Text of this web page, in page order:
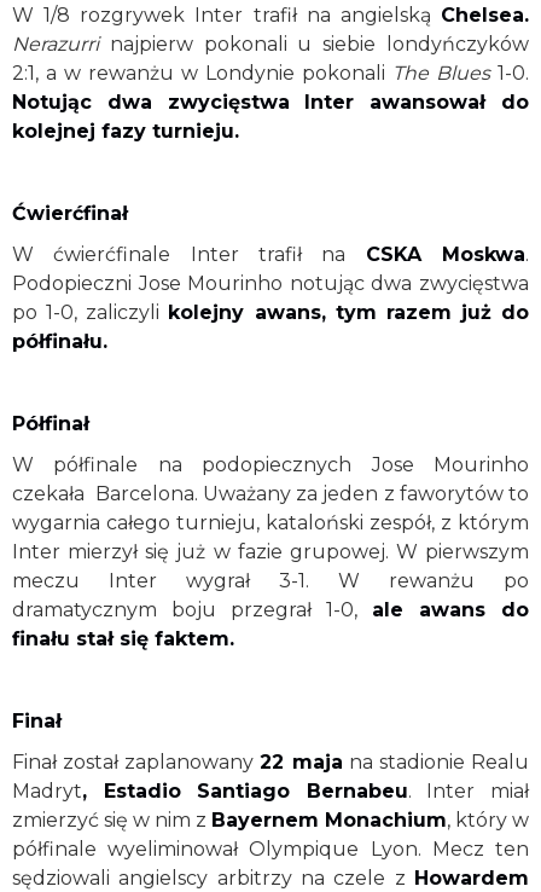
W 1/8 rozgrywek Inter trafił na angielską Chelsea.
Nerazurri najpierw pokonali u siebie londyńczyków
2:1, a w rewanżu w Londynie pokonali The Blues1-0.
Notując dwa zwycięstwa Inter awansował do
kolejnej fazy turnieju.
Ćwierćfinał
W ćwierćfinale Inter trafił na CSKA Moskwa.
Podopieczni Jose Mourinho notując dwa zwycięstwa
po 1-0, zaliczyli kolejny awans, tym razem już do
półfinału.
Półfinał
W półfinale na podopiecznych Jose Mourinho
czekała Barcelona. Uważany za jeden z faworytów to
wygarnia całego turnieju, kataloński zespół, z którym
Inter mierzył się już w fazie grupowej. W pierwszym
meczu Inter wygrał 3-1. W rewanżu po
dramatycznym boju przegrał 1-0, ale awans do
finału stał się faktem.
Finał
Finał został zaplanowany22 maja na stadionie Realu
Madryt, Estadio Santiago Bernabeu. Inter miał
zmierzyć się w nim z Bayernem Monachium, który w
półfinale wyeliminował Olympique Lyon. Mecz ten
sędziowali angielscy arbitrzy na czele z Howardem